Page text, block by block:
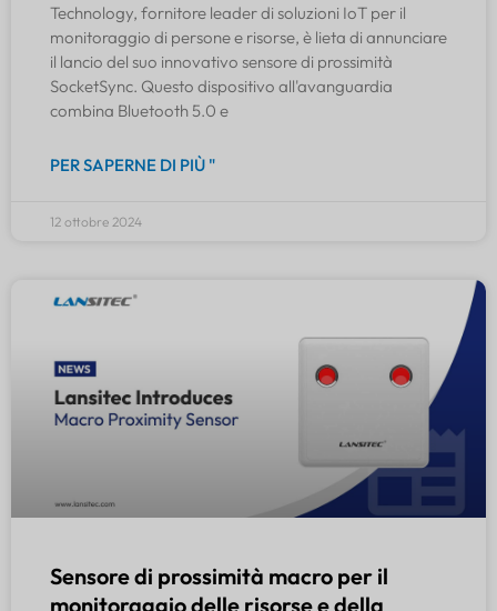
Technology, fornitore leader di soluzioni IoT per il
monitoraggio di persone e risorse, è lieta di annunciare
il lancio del suo innovativo sensore di prossimità
SocketSync. Questo dispositivo all'avanguardia
combina Bluetooth 5.0 e
PER SAPERNE DI PIÙ "
12 ottobre 2024
Sensore di prossimità macro per il
monitoraggio delle risorse e della